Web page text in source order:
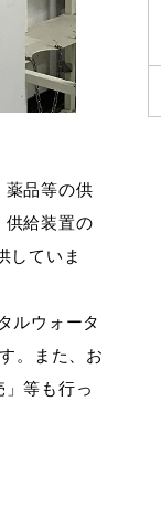
薬品等の供
供給装置の
していま
ルウォータ
。また、お
等も行っ